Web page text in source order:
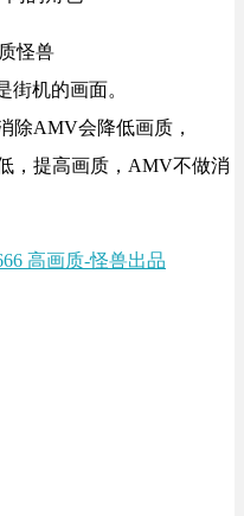
怪兽
街机的画面。
除AMV会降低画质，
，提高画质，AMV不做消
高画质-怪兽出品